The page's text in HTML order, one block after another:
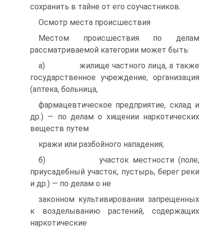
сохранить в тайне от его соучастников.
Осмотр места происшествия
Местом происшествия по делам
рассматриваемой категории может быть:
а) жилище частного лица, а также
государственное учреждение, организация
(аптека, больница,
фармацевтическое предприятие, склад и
др.) — по делам о хищении наркотических
веществ путем
кражи или разбойного нападения;
б) участок местности (поле,
приусадебный участок, пустырь, берег реки
и др.) — по делам о не
законном культивировании запрещенных
к возделыванию растений, содержащих
наркотические